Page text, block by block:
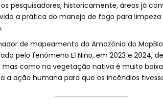
pesquisadores, historicamente, áreas já
a prática do manejo de fogo para limpeza
de mapeamento da Amazônia do
pelo fenômeno El Niño, em 2023 e 2024,
mas como na vegetação nativa é muito
a ação humana para que os incêndios